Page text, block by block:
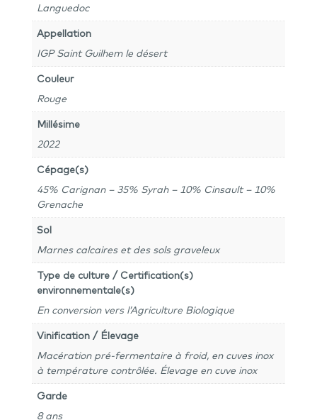
Languedoc
Appellation
IGP Saint Guilhem le désert
Couleur
Rouge
Millésime
2022
Cépage(s)
45% Carignan – 35% Syrah – 10% Cinsault – 10%
Grenache
Sol
Marnes calcaires et des sols graveleux
Type de culture / Certification(s)
environnementale(s)
En conversion vers l’Agriculture Biologique
Vinification / Élevage
Macération pré-fermentaire à froid, en cuves inox
à température contrôlée. Élevage en cuve inox
Garde
8 ans